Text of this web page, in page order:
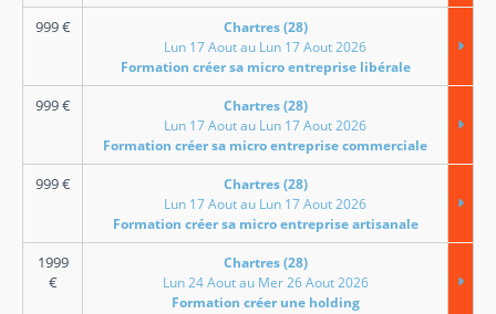
999€
Chartres (28)
Lun 17 Aout au Lun 17 Aout 2026
Formation créer sa micro entreprise libérale
999€
Chartres (28)
Lun 17 Aout au Lun 17 Aout 2026
Formation créer sa micro entreprise commerciale
999€
Chartres (28)
Lun 17 Aout au Lun 17 Aout 2026
Formation créer sa micro entreprise artisanale
1999
€
Chartres (28)
Lun 24 Aout au Mer 26 Aout 2026
Formation créer une holding